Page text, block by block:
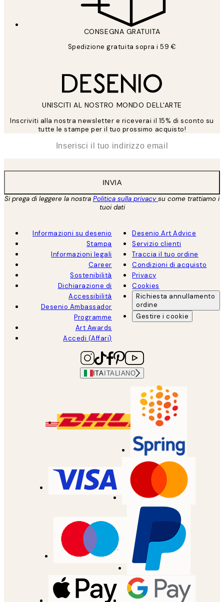
CONSEGNA GRATUITA
Spedizione gratuita sopra i 59 €
UNISCITI AL NOSTRO MONDO DELL'ARTE
Inscriviti alla nostra newsletter e riceverai il 15% di sconto su
tutte le stampe per il tuo prossimo acquisto!
INVIA
Si prega di leggere la nostra Politica sulla privacysu come trattiamo i
tuoi dati
Informazioni su desenio
Stampa
Informazioni legali
Career
Sostenibilità
Dichiarazione di
Accessibilità
Desenio Ambassador
Programme
Art Awards
Accedi (Affari)
Desenio Art Advice
Servizio clienti
Traccia il tuo ordine
Condizioni di acquisto
Privacy
Cookies
Richiesta annullamento
ordine
Gestire i cookie
ITA ITALIANO